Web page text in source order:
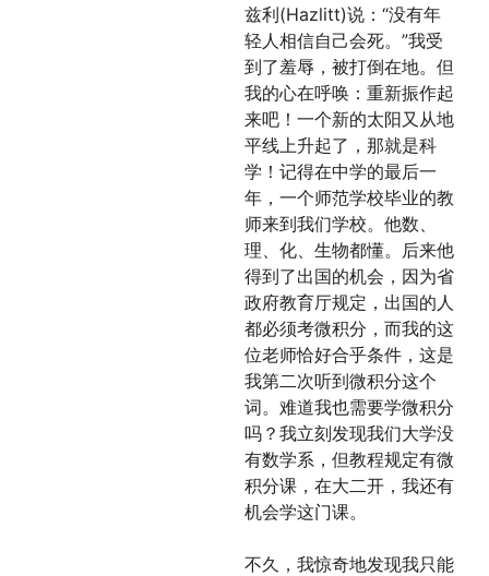
兹利(Hazlitt)说：“没有年
轻人相信自己会死。”我受
到了羞辱，被打倒在地。但
我的心在呼唤：重新振作起
来吧！一个新的太阳又从地
平线上升起了，那就是科
学！记得在中学的最后一
年，一个师范学校毕业的教
师来到我们学校。他数、
理、化、生物都懂。后来他
得到了出国的机会，因为省
政府教育厅规定，出国的人
都必须考微积分，而我的这
位老师恰好合乎条件，这是
我第二次听到微积分这个
词。难道我也需要学微积分
吗？我立刻发现我们大学没
有数学系，但教程规定有微
积分课，在大二开，我还有
机会学这门课。
不久，我惊奇地发现我只能